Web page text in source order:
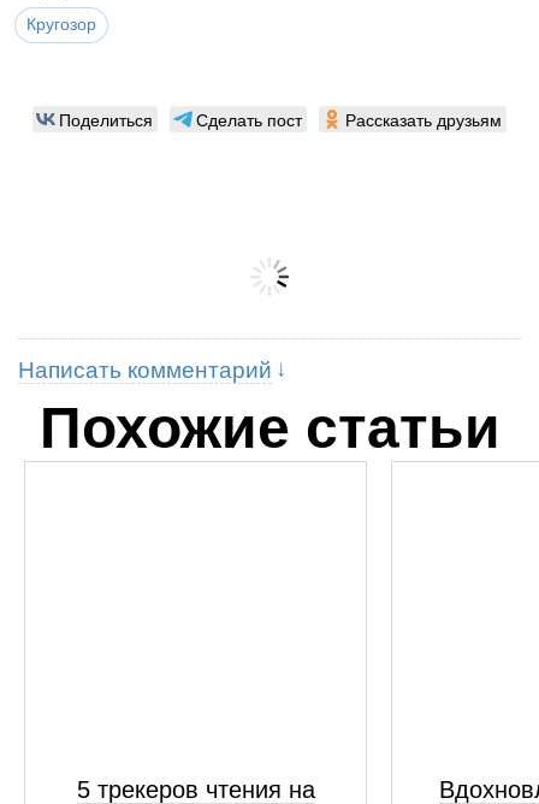
Кругозор
Поделиться Сделать пост Рассказать друзьям
Написать комментарий
Похожие статьи
5 трекеров чтения на